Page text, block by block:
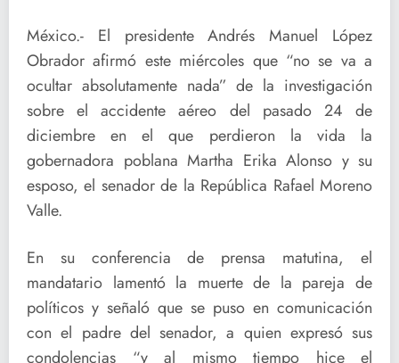
México.- El presidente Andrés Manuel López
Obrador afirmó este miércoles que “no se va a
ocultar absolutamente nada” de la investigación
sobre el accidente aéreo del pasado 24 de
diciembre en el que perdieron la vida la
gobernadora poblana Martha Erika Alonso y su
esposo, el senador de la República Rafael Moreno
Valle.
En su conferencia de prensa matutina, el
mandatario lamentó la muerte de la pareja de
políticos y señaló que se puso en comunicación
con el padre del senador, a quien expresó sus
condolencias “y al mismo tiempo hice el